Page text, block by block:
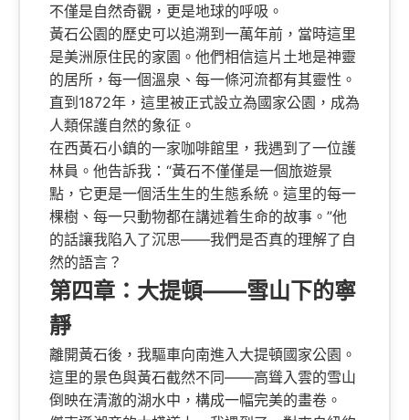
不僅是自然奇觀，更是地球的呼吸。
黃石公園的歷史可以追溯到一萬年前，當時這里
是美洲原住民的家園。他們相信這片土地是神靈
的居所，每一個溫泉、每一條河流都有其靈性。
直到1872年，這里被正式設立為國家公園，成為
人類保護自然的象征。
在西黃石小鎮的一家咖啡館里，我遇到了一位護
林員。他告訴我：“黃石不僅僅是一個旅遊景
點，它更是一個活生生的生態系統。這里的每一
棵樹、每一只動物都在講述着生命的故事。”他
的話讓我陷入了沉思——我們是否真的理解了自
然的語言？
第四章：大提頓——雪山下的寧
靜
離開黃石後，我驅車向南進入大提頓國家公園。
這里的景色與黃石截然不同——高聳入雲的雪山
倒映在清澈的湖水中，構成一幅完美的畫卷。